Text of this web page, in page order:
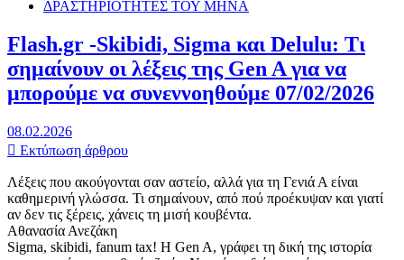
ΔΡΑΣΤΗΡΙΟΤΗΤΕΣ ΤΟΥ ΜΗΝΑ
Flash.gr -Skibidi, Sigma και Delulu: Τι
σημαίνουν οι λέξεις της Gen A για να
μπορούμε να συνεννοηθούμε 07/02/2026
08.02.2026
Εκτύπωση άρθρου
Λέξεις που ακούγονται σαν αστείο, αλλά για τη Γενιά Α είναι
καθημερινή γλώσσα. Τι σημαίνουν, από πού προέκυψαν και γιατί
αν δεν τις ξέρεις, χάνεις τη μισή κουβέντα.
Αθανασία Ανεζάκη
Sigma, skibidi, fanum tax! H Gen A, γράφει τη δική της ιστορία